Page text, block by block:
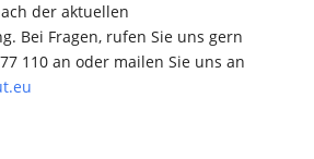
der aktuellen
Bei Fragen, rufen Sie uns gern
110 an oder mailen Sie uns an